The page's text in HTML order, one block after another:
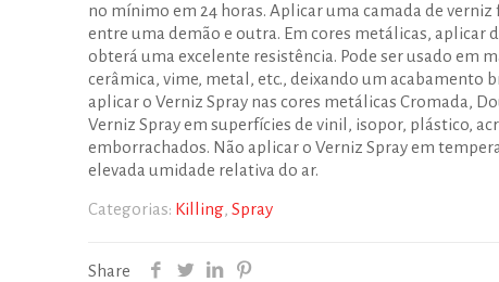
no mínimo em 24 horas. Aplicar uma camada de
entre uma demão e outra. Em cores metálicas, aplicar
obterá uma excelente resistência. Pode ser usado em
cerâmica, vime, metal, etc., deixando um acabamento
aplicar o Verniz Spray nas cores metálicas Cromada,
Verniz Spray em superfícies de vinil, isopor, plástico,
emborrachados. Não aplicar o Verniz Spray em
elevada umidade relativa do ar.
Categorias: Killing Spray
Share